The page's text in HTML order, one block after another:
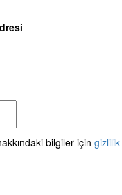
bilgiler için gizlilik